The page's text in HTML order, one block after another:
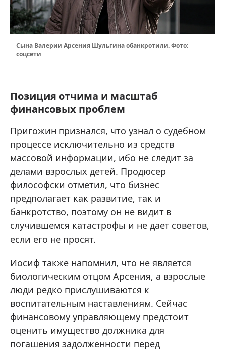
Сына Валерии Арсения Шульгина обанкротили. Фото:
соцсети
Позиция отчима и масштаб
финансовых проблем
Пригожин признался, что узнал о судебном
процессе исключительно из средств
массовой информации, ибо не следит за
делами взрослых детей. Продюсер
философски отметил, что бизнес
предполагает как развитие, так и
банкротство, поэтому он не видит в
случившемся катастрофы и не дает советов,
если его не просят.
Иосиф также напомнил, что не является
биологическим отцом Арсения, а взрослые
люди редко прислушиваются к
воспитательным наставлениям. Сейчас
финансовому управляющему предстоит
оценить имущество должника для
погашения задолженности перед